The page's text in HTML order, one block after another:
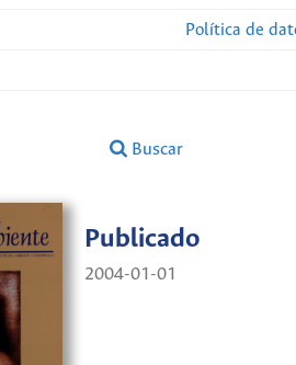
Política de
Buscar
Publicado
2004-01-01